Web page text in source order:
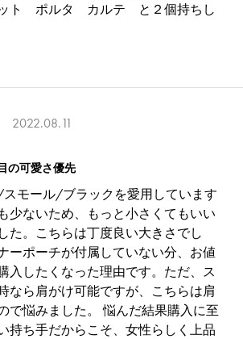
ト ポルタ カルテ と２個持ちし
2022.08.11
の可愛さ優先
モール/ブラックを愛用しています
少ないため、もっと小さくてもいい
た。こちらは丁度良い大きさでし
ーポーチが付属していない分、お値
入したくなった理由です。ただ、ス
なら肩がけ可能ですが、こちらは肩
で悩みました。 悩んだ結果購入に至
持ち手だからこそ、女性らしく上品